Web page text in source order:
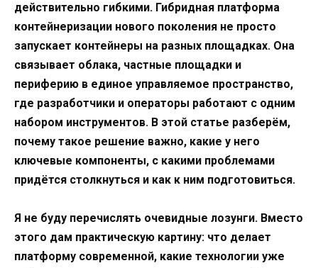
действительно гибкими. Гибридная платформа
контейнеризации нового поколения не просто
запускает контейнеры на разных площадках. Она
связывает облака, частные площадки и
периферию в единое управляемое пространство,
где разработчики и операторы работают с одним
набором инструментов. В этой статье разберём,
почему такое решение важно, какие у него
ключевые компоненты, с какими проблемами
придётся столкнуться и как к ним подготовиться.
Я не буду перечислять очевидные лозунги. Вместо
этого дам практическую картину: что делает
платформу современной, какие технологии уже